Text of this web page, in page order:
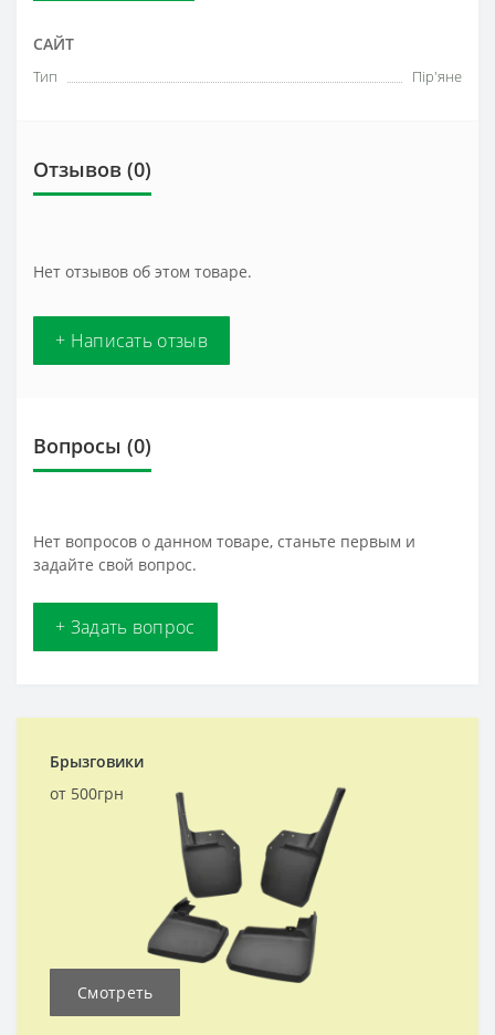
САЙТ
Тип Пір'яне
Отзывов (0)
Нет отзывов об этом товаре.
+ Написать отзыв
Вопросы (0)
Нет вопросов о данном товаре, станьте первым и
задайте свой вопрос.
+ Задать вопрос
Брызговики
от 500грн
Смотреть